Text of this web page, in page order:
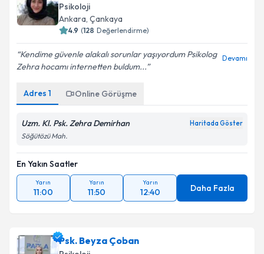
Psikoloji
Ankara, Çankaya
4.9 (128 Değerlendirme)
Kendime güvenle alakalı sorunlar yaşıyordum Psikolog
Zehra hocamı internetten buldum...
Devamı
Adres 1 Online Görüşme
Uzm. Kl. Psk. Zehra Demirhan Haritada Göster
Söğütözü Mah.
En Yakın Saatler
Yarın
11:00
Yarın
11:50
Yarın
12:40 Daha Fazla
Psk. Beyza Çoban